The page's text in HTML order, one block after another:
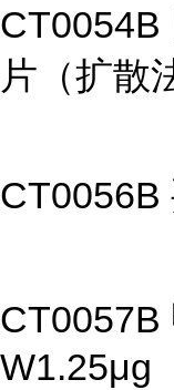
CT0054B
片（扩散
CT0056B
CT0057B
W1.25μg